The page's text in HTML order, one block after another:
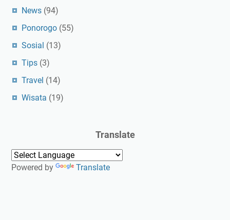
News (94)
Ponorogo (55)
Sosial (13)
Tips (3)
Travel (14)
Wisata (19)
Translate
Powered by Translate